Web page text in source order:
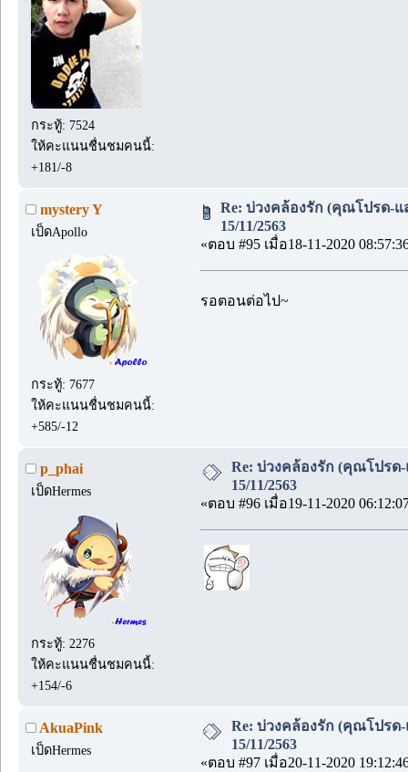
กระทู้: 7524
ให้คะแนนชื่นชมคนนี้:
+181/-8
mystery Y
เป็ดApollo
กระทู้: 7677
ให้คะแนนชื่นชมคนนี้:
+585/-12
Re: บ่วงคล้องรัก (คุณโปรด-
15/11/2563
«ตอบ #95 เมื่อ18-11-2020
รอตอนต่อไป~
p_phai
เป็ดHermes
กระทู้: 2276
ให้คะแนนชื่นชมคนนี้:
+154/-6
Re: บ่วงคล้องรัก (คุณโปร
15/11/2563
«ตอบ #96 เมื่อ19-11-2020
AkuaPink
เป็ดHermes
Re: บ่วงคล้องรัก (คุณโปร
15/11/2563
«ตอบ #97 เมื่อ20-11-2020